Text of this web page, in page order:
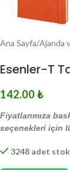
Ana Sayfa Ajanda
Esenler-T
142.00₺
Fiyatlarımıza
seçenekleri için
3248 adet